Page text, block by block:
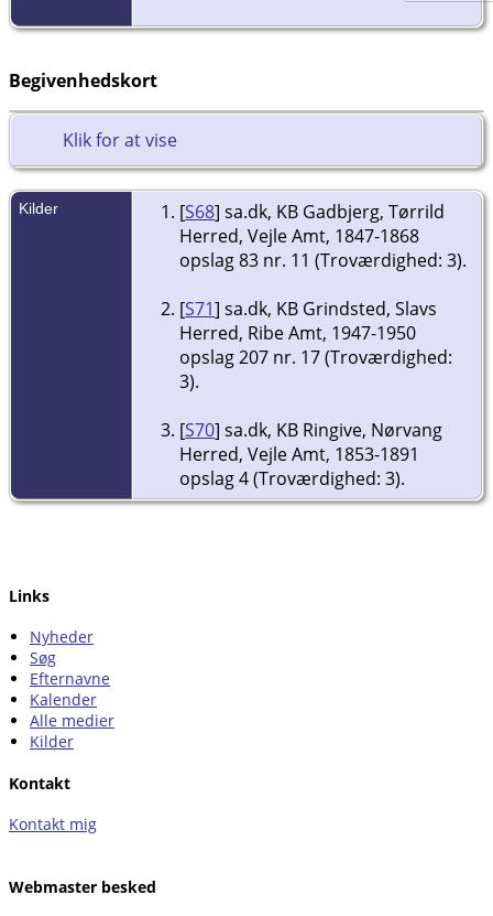
Begivenhedskort
Klik for at vise
Kilder [S68] sa.dk, KB Gadbjerg, Tørrild
Herred, Vejle Amt, 1847-1868
opslag 83 nr. 11 (Troværdighed: 3).
[S71] sa.dk, KB Grindsted, Slavs
Herred, Ribe Amt, 1947-1950
opslag 207 nr. 17 (Troværdighed:
3).
[S70] sa.dk, KB Ringive, Nørvang
Herred, Vejle Amt, 1853-1891
opslag 4 (Troværdighed: 3).
Links
Nyheder
Søg
Efternavne
Kalender
Alle medier
Kilder
Kontakt
Kontakt mig
Webmaster besked